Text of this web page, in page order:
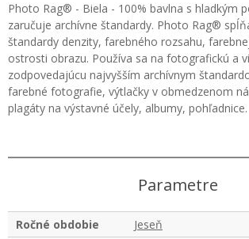
Photo Rag® - Biela - 100% bavlna s hladkým
zaručuje archívne štandardy. Photo Rag®
štandardy denzity, farebného rozsahu,
ostrosti obrazu. Používa sa na fotografickú a
zodpovedajúcu najvyšším archívnym
farebné fotografie, výtlačky v obmedzenom
plagáty na výstavné účely, albumy, pohľadnice.
Parametre
Ročné obdobie
Jeseň